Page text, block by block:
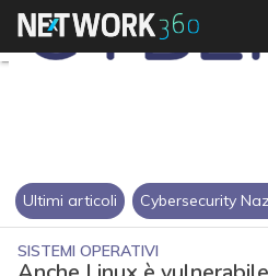
Ultimi articoli Cybersecurity
SISTEMI OPERATIVI